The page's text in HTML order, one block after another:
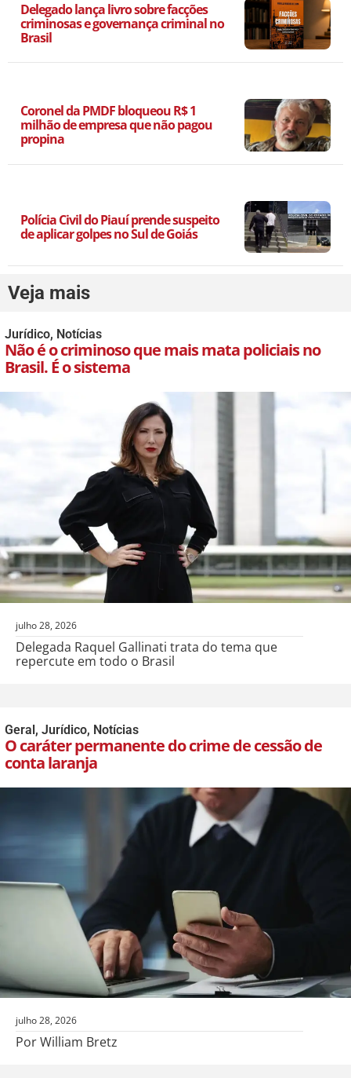
Delegado lança livro sobre facções
criminosas e governança criminal no
Brasil
Coronel da PMDF bloqueou R$ 1
milhão de empresa que não pagou
propina
Polícia Civil do Piauí prende suspeito
de aplicar golpes no Sul de Goiás
Veja mais
Jurídico, Notícias
Não é o criminoso que mais mata policiais no
Brasil. É o sistema
julho 28, 2026
Delegada Raquel Gallinati trata do tema que
repercute em todo o Brasil
Geral, Jurídico, Notícias
O caráter permanente do crime de cessão de
conta laranja
julho 28, 2026
Por William Bretz